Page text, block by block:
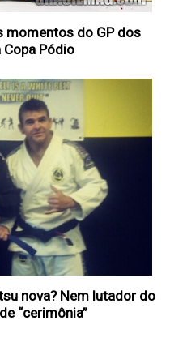
momentos do GP dos
Copa Pódio
nova? Nem lutador do
“cerimônia”